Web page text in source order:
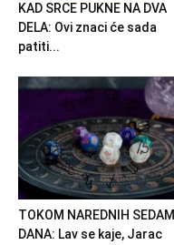
KAD SRCE PUKNE NA DVA
DELA: Ovi znaci će sada
patiti...
TOKOM NAREDNIH SEDAM
DANA: Lav se kaje, Jarac